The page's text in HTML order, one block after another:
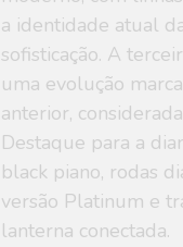
a identidade atual
sofisticação. A
uma evolução
anterior,
Destaque para a
black piano, rodas
versão Platinum e
lanterna conectada.